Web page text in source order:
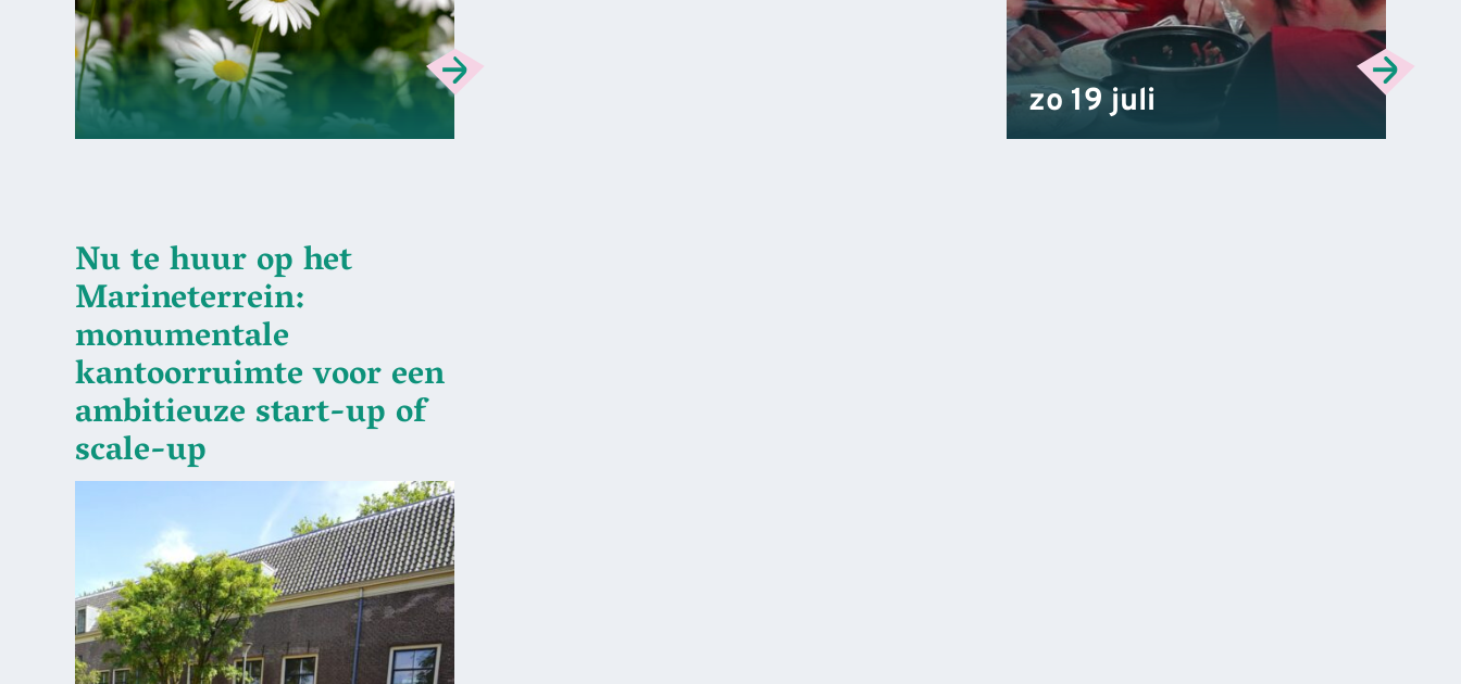
zo 19 juli
Nu te huur op het
Marineterrein:
monumentale
kantoorruimte voor een
ambitieuze start-up of
scale-up